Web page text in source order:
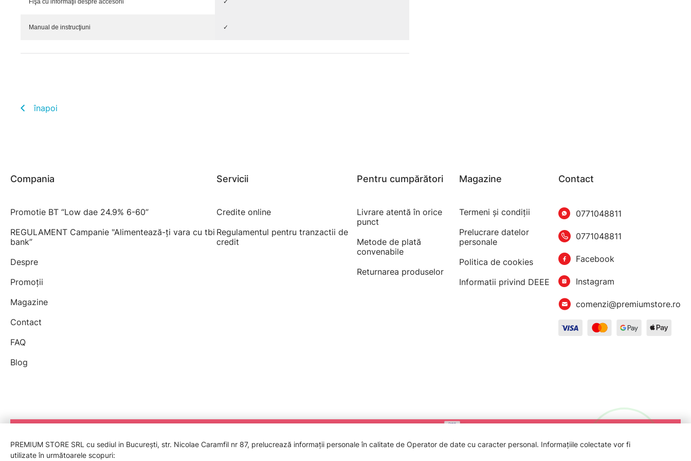
Fişa cu informaţii despre accesorii ✓
Manual de instrucţiuni ✓
înapoi
Compania
Promotie BT “Low dae 24.9% 6-60”
REGULAMENT Campanie "Alimentează-ți vara cu tbi
bank”
Despre
Promoții
Magazine
Contact
FAQ
Blog
Servicii
Credite online
Regulamentul pentru tranzactii de
credit
Pentru cumpărători
Livrare atentă în orice
punct
Metode de plată
convenabile
Returnarea produselor
Magazine
Termeni şi condiţii
Prelucrare datelor
personale
Politica de cookies
Informatii privind DEEE
Contact
0771048811
0771048811
Facebook
Instagram
comenzi@premiumstore.ro
PREMIUM STORE SRL cu sediul in București, str. Nicolae Caramfil nr 87, prelucrează informații personale în calitate de Operator de date cu caracter personal. Informațiile colectate vor fi
utilizate în următoarele scopuri: